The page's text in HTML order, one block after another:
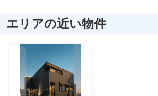
エリアの近い物件